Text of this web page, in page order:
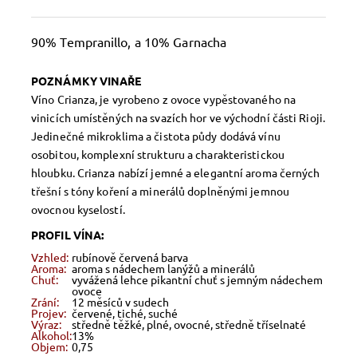
90% Tempranillo, a 10% Garnacha
POZNÁMKY VINAŘE
Víno Crianza, je vyrobeno z ovoce vypěstovaného na
vinicích umístěných na svazích hor ve východní části Rioji.
Jedinečné mikroklima a čistota půdy dodává vínu
osobitou, komplexní strukturu a charakteristickou
hloubku. Crianza nabízí jemné a elegantní aroma černých
třešní s tóny koření a minerálů doplněnými jemnou
ovocnou kyselostí.
PROFIL VÍNA:
Vzhled: rubínově červená barva
Aroma: aroma s nádechem lanýžů a minerálů
Chuť: vyvážená lehce pikantní chuť s jemným nádechem
ovoce
Zrání: 12 měsíců v sudech
Projev: červené, tiché, suché
Výraz: středně těžké, plné, ovocné, středně tříselnaté
Alkohol:13%
Objem: 0,75